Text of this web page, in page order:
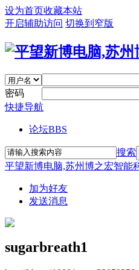
设为首页收藏本站
开启辅助访问 切换到窄版
密码
快捷导航
论坛BBS
搜索
平望新博电脑,苏州博之宏智能
加为好友
发送消息
sugarbreath1